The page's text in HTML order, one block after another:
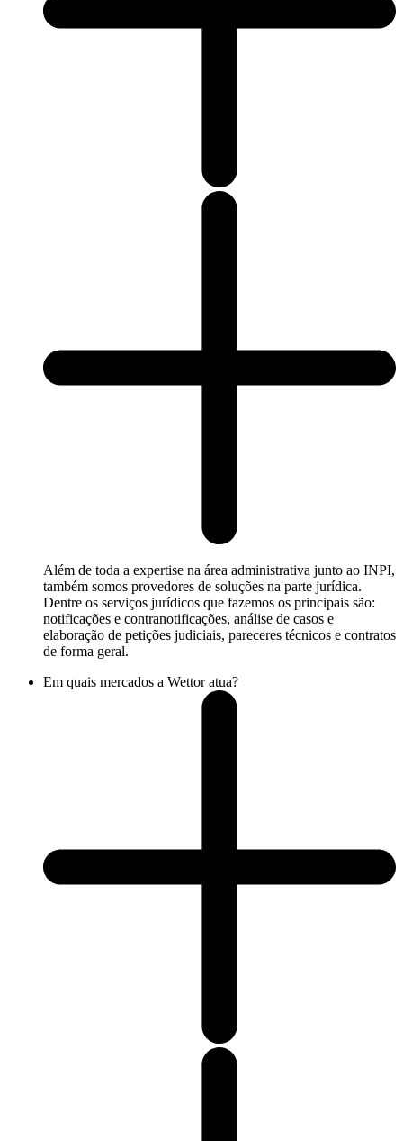
Além de toda a expertise na área administrativa junto ao INPI,
também somos provedores de soluções na parte jurídica.
Dentre os serviços jurídicos que fazemos os principais são:
notificações e contranotificações, análise de casos e
elaboração de petições judiciais, pareceres técnicos e contratos
de forma geral.
Em quais mercados a Wettor atua?